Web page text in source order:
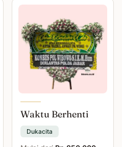
Waktu Berhenti
Dukacita